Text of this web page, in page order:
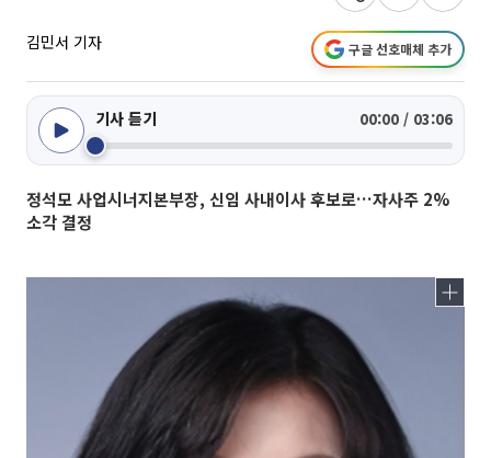
김민서 기자 구글 선호매체 추가
기사 듣기 00:00 / 03:06
정석모 사업시너지본부장, 신임 사내이사 후보로…자사주 2%
소각 결정